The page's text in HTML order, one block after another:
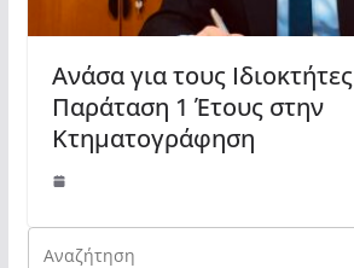
Ανάσα για τους
Παράταση 1 Έτους στην
Κτηματογράφηση